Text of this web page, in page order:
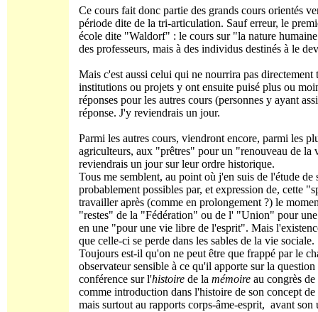
Ce cours fait donc partie des grands cours orientés
période dite de la tri-articulation. Sauf erreur, le
école dite "Waldorf" : le cours sur "la nature
des professeurs, mais à des individus destinés à le
Mais c'est aussi celui qui ne nourrira pas
institutions ou projets y ont ensuite puisé plus ou
réponses pour les autres cours (personnes y ayant
réponse. J'y reviendrais un jour.
Parmi les autres cours, viendront encore, parmi les
agriculteurs, aux "prêtres" pour un "renouveau de
reviendrais un jour sur leur ordre historique.
Tous me semblent, au point où j'en suis de l'étude
probablement possibles par, et expression de, cette
travailler après (comme en prolongement ?) le
"restes" de la "Fédération" ou de l' "Union" pour
en une "pour une vie libre de l'esprit". Mais
que celle-ci se perde dans les sables de la vie sociale.
Toujours est-il qu'on ne peut être que frappé par le
observateur sensible à ce qu'il apporte sur la
conférence sur l'histoire de la mémoire au congrès
comme introduction dans l'histoire de son concept
mais surtout au rapports corps-âme-esprit, avant